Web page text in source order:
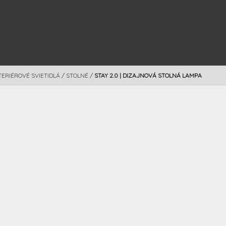
SVIETIDLÁ / STOLNÉ / STAY 2.0 | DIZAJNOVÁ STOLNÁ LAMPA